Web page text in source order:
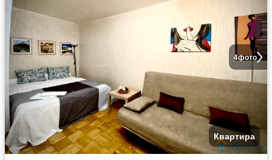
4фото
Квартира